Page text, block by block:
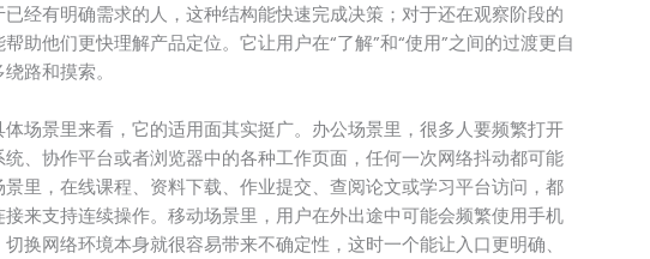
经有明确需求的人，这种结构能快速完成决策；对于还在观察阶段的
助他们更快理解产品定位。它让用户在“了解”和“使用”之间的过渡更自
路和摸索。
场景里来看，它的适用面其实挺广。办公场景里，很多人要频繁打开
、协作平台或者浏览器中的各种工作页面，任何一次网络抖动都可能
里，在线课程、资料下载、作业提交、查阅论文或学习平台访问，都
来支持连续操作。移动场景里，用户在外出途中可能会频繁使用手机
换网络环境本身就很容易带来不确定性，这时一个能让入口更明确、